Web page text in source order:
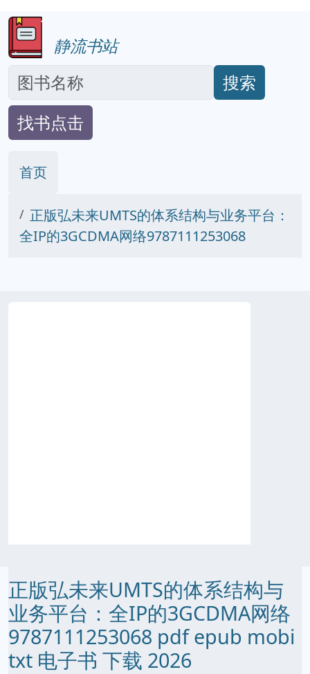
静流书站
搜索
找书点击
首页
正版弘未来UMTS的体系结构与业务平台：
全IP的3GCDMA网络9787111253068
正版弘未来UMTS的体系结构与
业务平台：全IP的3GCDMA网络
9787111253068 pdf epub mobi
txt 电子书 下载 2026